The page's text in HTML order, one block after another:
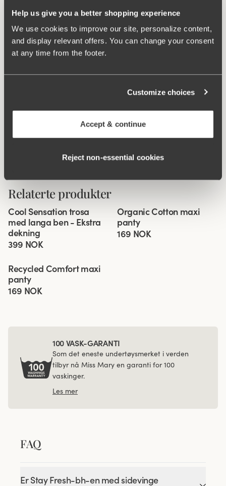
Help us give you a better shopping experience
We use cookies to improve our site, personalize content,
and display relevant offers. You can change your consent
at any time from the footer.
Customize choices
Accept & continue
Reject non‑essential cookies
Ergo Front™
Relaterte produkter
Viewing image 1 of 3
4 for 3 Ekstra dekning
Cool Sensation trosa
med langa ben - Ekstra
dekning
399 NOK
Viewing image 1 of 3
4 for 3
Organic Cotton maxi
panty
169 NOK
Viewing image 1 of 3
4 for 3 Ny farge
Recycled Comfort maxi
panty
169 NOK
100 VASK-GARANTI
Som det eneste undertøysmerket i verden
tilbyr nå Miss Mary en garanti for 100
vaskinger.
Les mer
FAQ
Er Stay Fresh-bh-en med sidevinge